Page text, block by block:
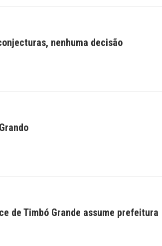
nenhuma decisão
de Timbó Grande assume prefeitura